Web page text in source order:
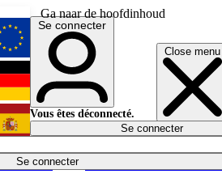
Ga naar de hoofdinhoud
Close menu
Se connecter
Économie
English
Deutsch
Español
Se connecter
Vous êtes déconnecté.
Se connecter